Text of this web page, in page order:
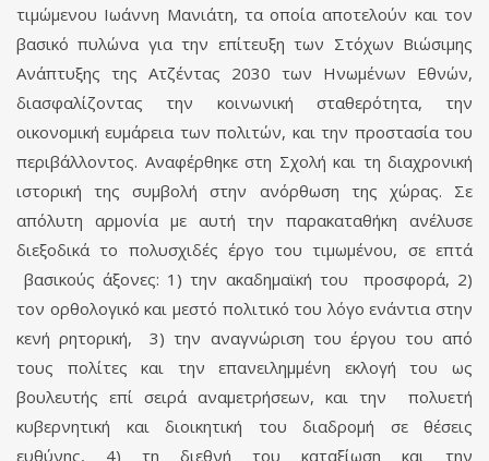
τιμώμενου Ιωάννη Μανιάτη, τα οποία αποτελούν και τον
βασικό πυλώνα για την επίτευξη των Στόχων Βιώσιμης
Ανάπτυξης της Ατζέντας 2030 των Ηνωμένων Εθνών,
διασφαλίζοντας την κοινωνική σταθερότητα, την
οικονομική ευμάρεια των πολιτών, και την προστασία του
περιβάλλοντος. Αναφέρθηκε στη Σχολή και τη διαχρονική
ιστορική της συμβολή στην ανόρθωση της χώρας. Σε
απόλυτη αρμονία με αυτή την παρακαταθήκη ανέλυσε
διεξοδικά το πολυσχιδές έργο του τιμωμένου, σε επτά
βασικούς άξονες: 1) την ακαδημαϊκή του προσφορά, 2)
τον ορθολογικό και μεστό πολιτικό του λόγο ενάντια στην
κενή ρητορική, 3) την αναγνώριση του έργου του από
τους πολίτες και την επανειλημμένη εκλογή του ως
βουλευτής επί σειρά αναμετρήσεων, και την πολυετή
κυβερνητική και διοικητική του διαδρομή σε θέσεις
ευθύνης, 4) τη διεθνή του καταξίωση και την